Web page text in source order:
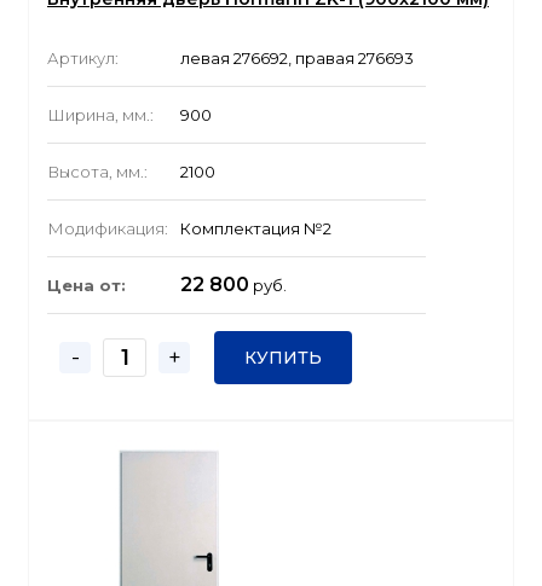
Артикул: левая 276692, правая 276693
Ширина, мм.: 900
Высота, мм.: 2100
Модификация: Комплектация №2
Цена от: 22 800 руб.
- + КУПИТЬ